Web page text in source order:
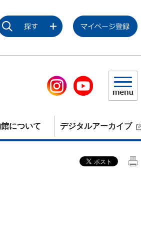
について デジタルアーカイブ